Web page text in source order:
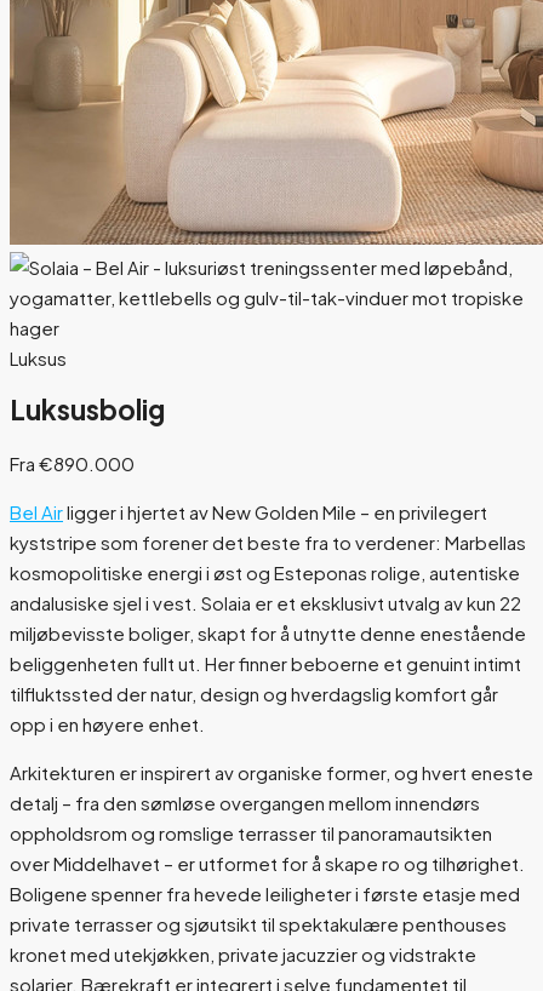
Luksus
Luksusbolig
Fra €890.000
Bel Airligger i hjertet av New Golden Mile – en privilegert
kyststripe som forener det beste fra to verdener: Marbellas
kosmopolitiske energi i øst og Esteponas rolige, autentiske
andalusiske sjel i vest. Solaia er et eksklusivt utvalg av kun 22
miljøbevisste boliger, skapt for å utnytte denne enestående
beliggenheten fullt ut. Her finner beboerne et genuint intimt
tilfluktssted der natur, design og hverdagslig komfort går
opp i en høyere enhet.
Arkitekturen er inspirert av organiske former, og hvert eneste
detalj – fra den sømløse overgangen mellom innendørs
oppholdsrom og romslige terrasser til panoramautsikten
over Middelhavet – er utformet for å skape ro og tilhørighet.
Boligene spenner fra hevede leiligheter i første etasje med
private terrasser og sjøutsikt til spektakulære penthouses
kronet med utekjøkken, private jacuzzier og vidstrakte
solarier. Bærekraft er integrert i selve fundamentet til